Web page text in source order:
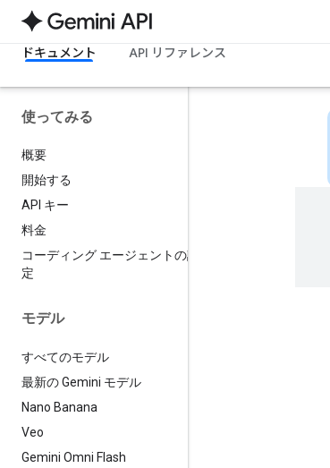
ドキュメント API リファレンス
使ってみる
概要
開始する
API キー
料金
コーディング エージェントの設
定
モデル
すべてのモデル
最新の Gemini モデル
Nano Banana
Veo
Gemini Omni Flash